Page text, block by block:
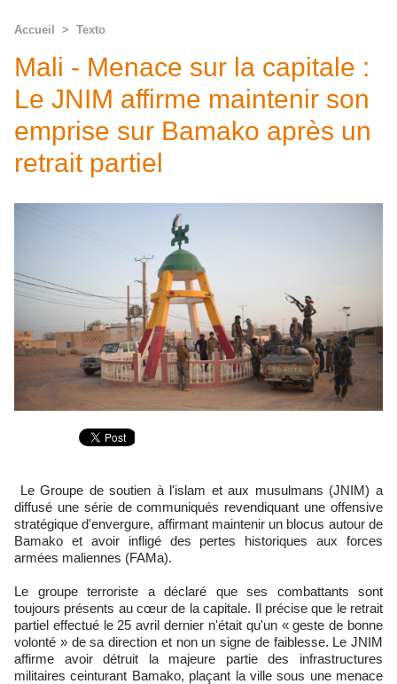
Accueil > Texto
Mali - Menace sur la capitale :
Le JNIM affirme maintenir son
emprise sur Bamako après un
retrait partiel
Le Groupe de soutien à l'islam et aux musulmans (JNIM) a
diffusé une série de communiqués revendiquant une offensive
stratégique d'envergure, affirmant maintenir un blocus autour de
Bamako et avoir infligé des pertes historiques aux forces
armées maliennes (FAMa).
​Le groupe terroriste a déclaré que ses combattants sont
toujours présents au cœur de la capitale. Il précise que le retrait
partiel effectué le 25 avril dernier n'était qu'un « geste de bonne
volonté » de sa direction et non un signe de faiblesse. Le JNIM
affirme avoir détruit la majeure partie des infrastructures
militaires ceinturant Bamako, plaçant la ville sous une menace